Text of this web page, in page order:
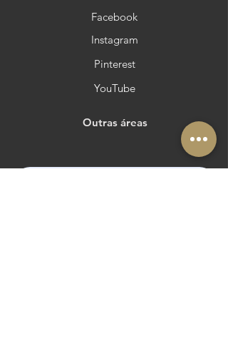
Facebook
Instagram
Pinterest
YouTube
Outras áreas